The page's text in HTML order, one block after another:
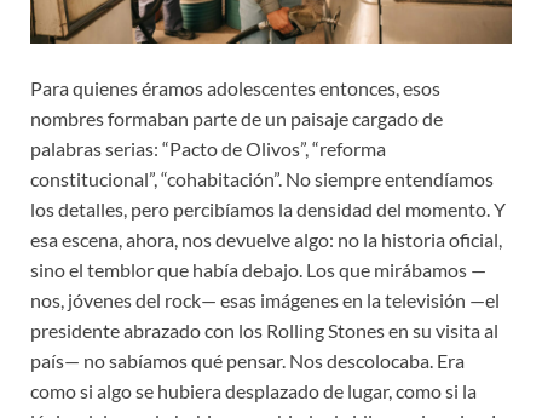
Para quienes éramos adolescentes entonces, esos
nombres formaban parte de un paisaje cargado de
palabras serias: “Pacto de Olivos”, “reforma
constitucional”, “cohabitación”. No siempre entendíamos
los detalles, pero percibíamos la densidad del momento. Y
esa escena, ahora, nos devuelve algo: no la historia oficial,
sino el temblor que había debajo. Los que mirábamos —
nos, jóvenes del rock— esas imágenes en la televisión —el
presidente abrazado con los Rolling Stones en su visita al
país— no sabíamos qué pensar. Nos descolocaba. Era
como si algo se hubiera desplazado de lugar, como si la